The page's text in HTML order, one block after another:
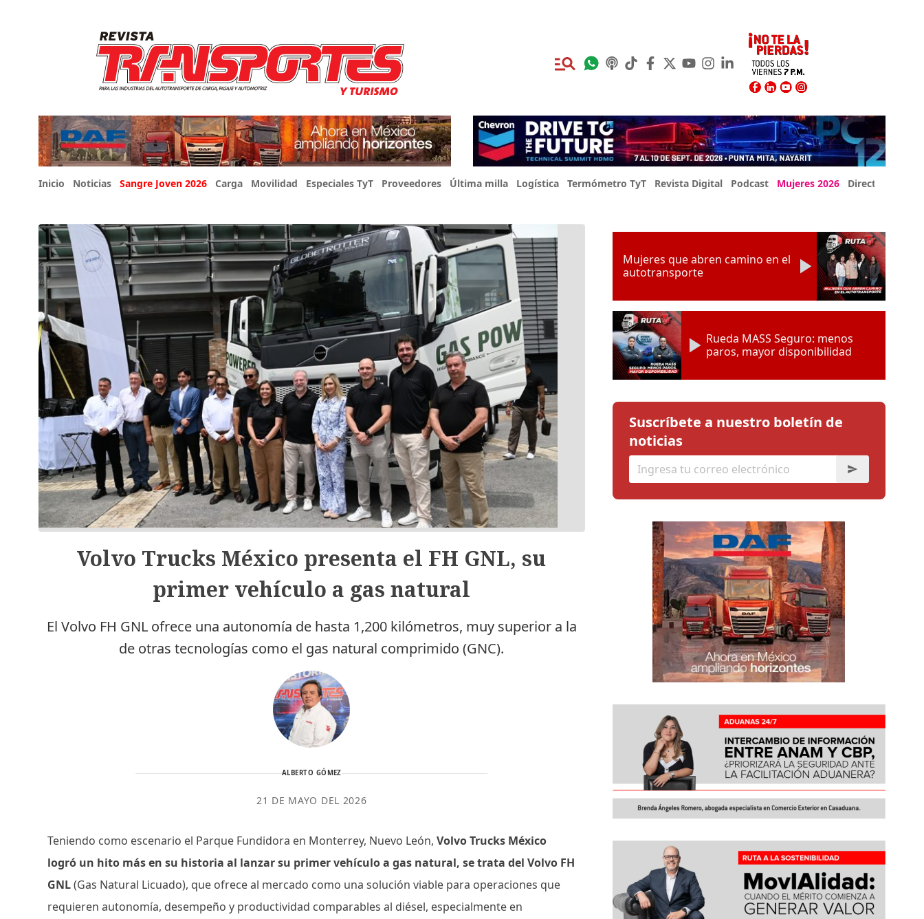
Inicio Noticias Sangre Joven 2026 Carga Movilidad Especiales TyT Proveedores Última milla Logística Termómetro TyT Revista Digital Podcast Mujeres 2026 Directorio Expo
Volvo Trucks México presenta el FH GNL, su
primer vehículo a gas natural
El Volvo FH GNL ofrece una autonomía de hasta 1,200 kilómetros, muy superior a la
de otras tecnologías como el gas natural comprimido (GNC).
ALBERTO GÓMEZ
21 DE MAYO DEL 2026
Teniendo como escenario el Parque Fundidora en Monterrey, Nuevo León, Volvo Trucks México
logró un hito más en su historia al lanzar su primer vehículo a gas natural, se trata del Volvo FH
GNL(Gas Natural Licuado), que ofrece al mercado como una solución viable para operaciones que
requieren autonomía, desempeño y productividad comparables al diésel, especialmente en
Mujeres que abren camino en el
autotransporte
Rueda MASS Seguro: menos
paros, mayor disponibilidad
Suscríbete a nuestro boletín de
noticias